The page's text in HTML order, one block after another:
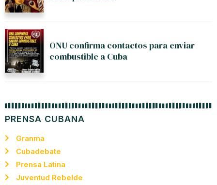
ONU confirma contactos para enviar
combustible a Cuba
PRENSA CUBANA
Granma
Cubadebate
Prensa Latina
Juventud Rebelde